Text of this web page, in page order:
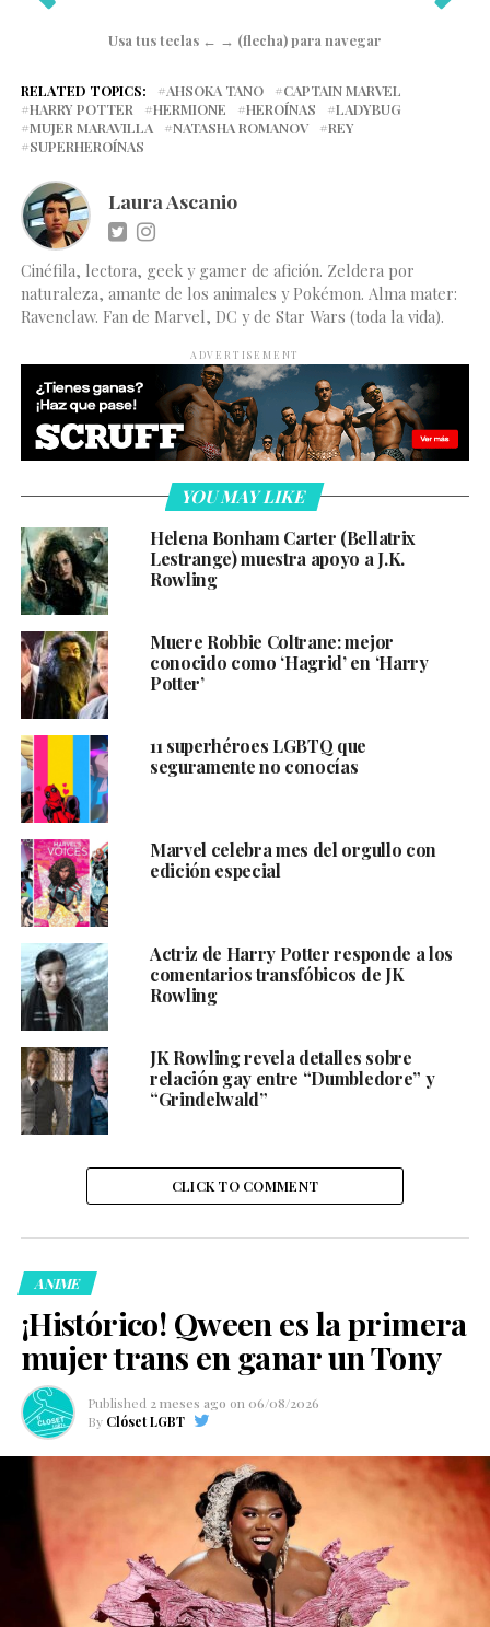
Usa tus teclas ← → (flecha) para navegar
RELATED TOPICS: AHSOKA TANO
CAPTAIN MARVEL
HARRY POTTER
HERMIONE HEROÍNAS
LADYBUG
MUJER MARAVILLA
NATASHA ROMANOV
REY
SUPERHEROÍNAS
Laura Ascanio
Cinéfila, lectora, geek y gamer de afición. Zeldera por
naturaleza, amante de los animales y Pokémon. Alma mater:
Ravenclaw. Fan de Marvel, DC y de Star Wars (toda la vida).
ADVERTISEMENT
YOU MAY LIKE
Helena Bonham Carter (Bellatrix
Lestrange) muestra apoyo a J.K.
Rowling
Muere Robbie Coltrane: mejor
conocido como ‘Hagrid’ en ‘Harry
Potter’
11 superhéroes LGBTQ que
seguramente no conocías
Marvel celebra mes del orgullo con
edición especial
Actriz de Harry Potter responde a los
comentarios transfóbicos de JK
Rowling
JK Rowling revela detalles sobre
relación gay entre “Dumbledore” y
“Grindelwald”
CLICK TO COMMENT
ANIME
¡Histórico! Qween es la primera
mujer trans en ganar un Tony
Published 2 meses ago on 06/08/2026
By Clóset LGBT